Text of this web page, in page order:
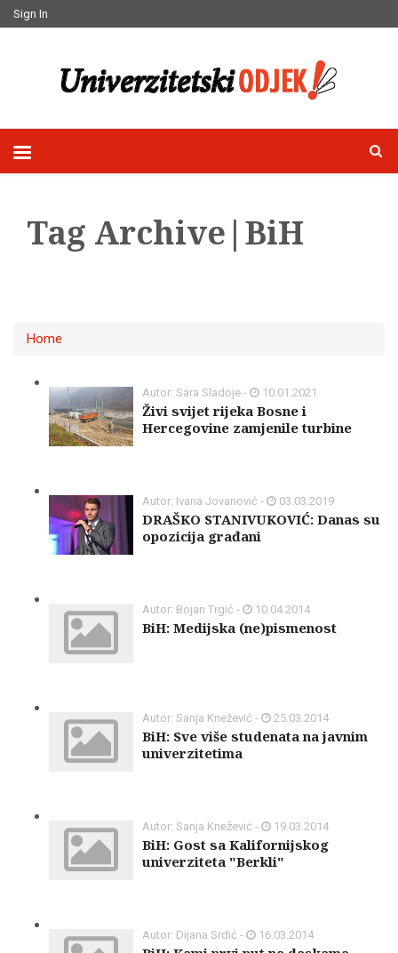
Sign In
Tag Archive|BiH
Home
Autor: Sara Sladoje - 10.01.2021
Živi svijet rijeka Bosne i
Hercegovine zamjenile turbine
Autor: Ivana Jovanović - 03.03.2019
DRAŠKO STANIVUKOVIĆ: Danas su
opozicija građani
Autor: Bojan Trgić - 10.04.2014
BiH: Medijska (ne)pismenost
Autor: Sanja Knežević - 25.03.2014
BiH: Sve više studenata na javnim
univerzitetima
Autor: Sanja Knežević - 19.03.2014
BiH: Gost sa Kalifornijskog
univerziteta "Berkli"
Autor: Dijana Srdić - 16.03.2014